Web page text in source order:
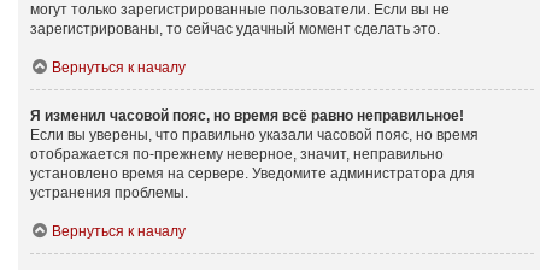
могут только зарегистрированные пользователи. Если вы не
зарегистрированы, то сейчас удачный момент сделать это.
Вернуться к началу
Я изменил часовой пояс, но время всё равно неправильное!
Если вы уверены, что правильно указали часовой пояс, но время
отображается по-прежнему неверное, значит, неправильно
установлено время на сервере. Уведомите администратора для
устранения проблемы.
Вернуться к началу